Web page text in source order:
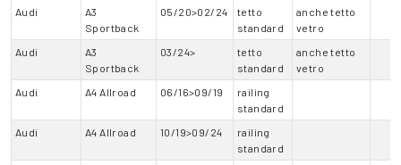
Audi
A3
Sportback
05/20>02/24
tetto
standard
anche tetto
vetro
Audi
A3
Sportback
03/24>
tetto
standard
anche tetto
vetro
Audi
A4 Allroad 06/16>09/19
railing
standard
Audi
A4 Allroad 10/19>09/24
railing
standard